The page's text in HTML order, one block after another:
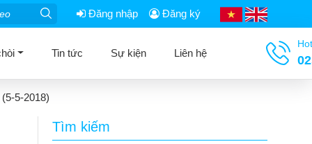
Đăng nhập Đăng ký
Tin tức Sự kiện Liên hệ
5-2018)
Tìm kiếm